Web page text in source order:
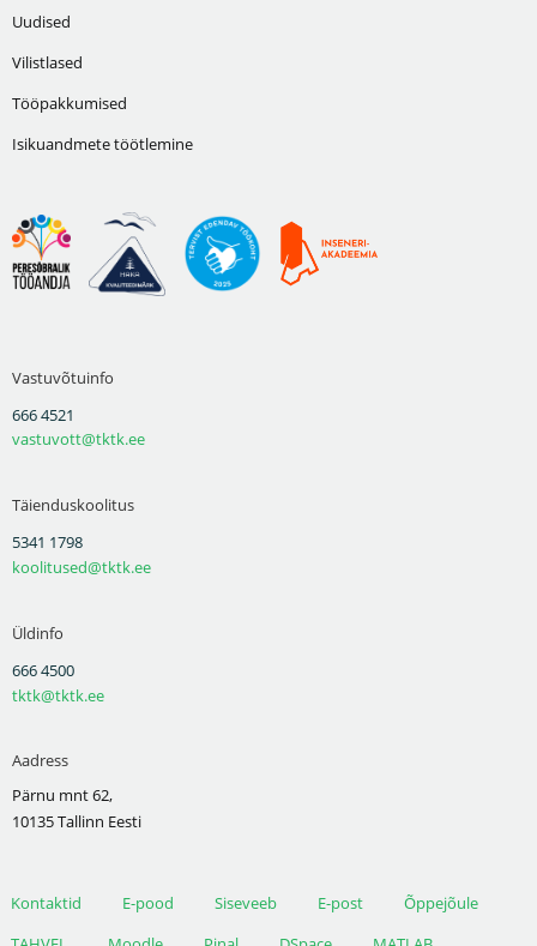
Uudised
Vilistlased
Tööpakkumised
Isikuandmete töötlemine
Vastuvõtuinfo
666 4521
vastuvott@tktk.ee
Täienduskoolitus
5341 1798
koolitused@tktk.ee
Üldinfo
666 4500
tktk@tktk.ee
Aadress
Pärnu mnt 62,
10135 Tallinn Eesti
Kontaktid E-pood Siseveeb E-post
Õppejõule